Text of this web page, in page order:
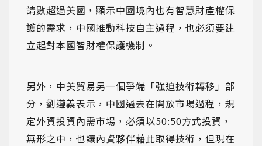
請數超過美國，顯示中國境內也有智慧財產權保
護的需求，中國推動科技自主過程，也必須要建
立起對本國智財權保護機制。
另外，中美貿易另一個爭端「強迫技術轉移」部
分，劉遵義表示，中國過去在開放市場過程，規
定外資投資內需市場，必須以50:50方式投資，
無形之中，也讓內資夥伴藉此取得技術，但現在